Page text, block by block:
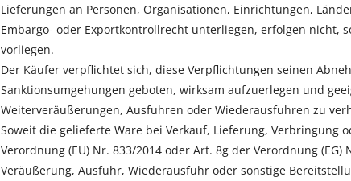
Lieferungen an Personen, Organisationen, Einrichtungen,
Embargo- oder Exportkontrollrecht unterliegen, erfolgen
vorliegen.
Der Käufer verpflichtet sich, diese Verpflichtungen seinen
Sanktionsumgehungen geboten, wirksam aufzuerlegen und
Weiterveräußerungen, Ausfuhren oder Wiederausfuhren zu
Soweit die gelieferte Ware bei Verkauf, Lieferung,
Verordnung (EU) Nr. 833/2014 oder Art. 8g der Verordnung
Veräußerung, Ausfuhr, Wiederausfuhr oder sonstige